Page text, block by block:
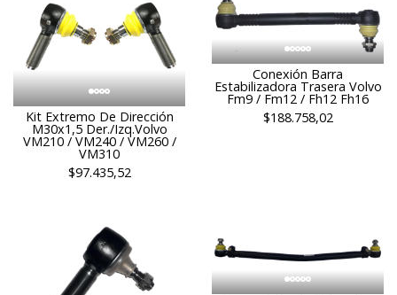
Kit Extremo De Dirección
M30x1,5 Der./Izq.Volvo
VM210 / VM240 / VM260 /
VM310
$97.435,52
Conexión Barra
Estabilizadora Trasera Volvo
Fm9 / Fm12 / Fh12 Fh16
$188.758,02